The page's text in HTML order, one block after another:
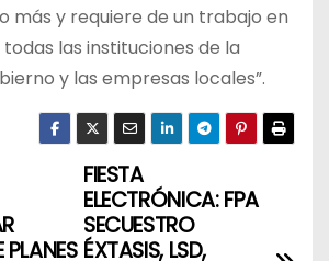
más y requiere de un trabajo en
las instituciones de la
y las empresas locales”.
FIESTA
ELECTRÓNICA: FPA
SECUESTRO
ÉXTASIS, LSD,